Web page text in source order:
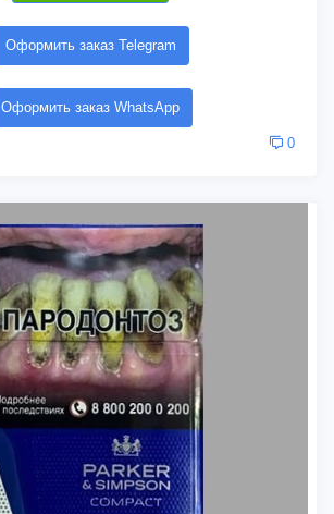
Оформить заказ Telegram
Оформить заказ WhatsApp
0